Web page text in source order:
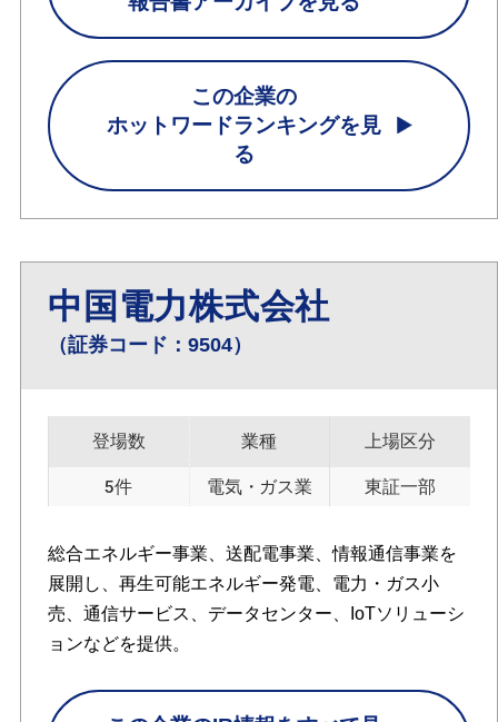
この企業の
ホットワードランキングを見
る
中国電力株式会社
（証券コード：9504）
登場数
5件
業種
電気・ガス業
上場区分
東証一部
総合エネルギー事業、送配電事業、情報通信事業を
展開し、再生可能エネルギー発電、電力・ガス小
売、通信サービス、データセンター、IoTソリューシ
ョンなどを提供。